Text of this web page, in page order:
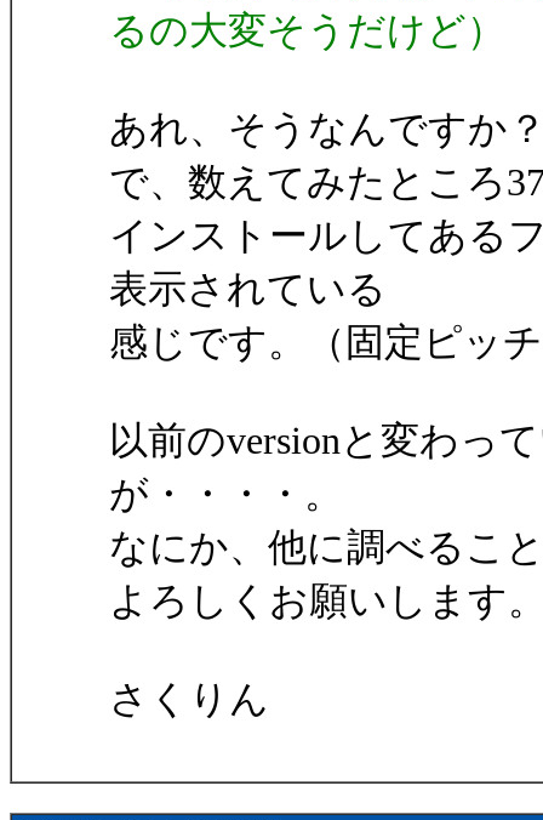
るの大変そうだけど）
あれ、そうなんですか
で、数えてみたところ
インストールしてある
表示されている
感じです。（固定ピッ
以前のversionと変わっ
が・・・・。
なにか、他に調べるこ
よろしくお願いします
さくりん